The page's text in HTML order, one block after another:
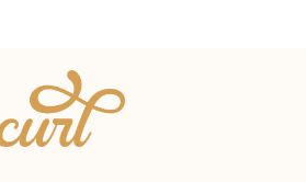
Curl Perfume